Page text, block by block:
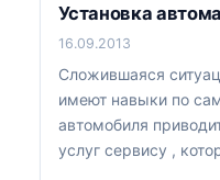
Установка
16.09.2013
Сложившаяся
имеют навыки по
автомобиля
услуг сервису ,